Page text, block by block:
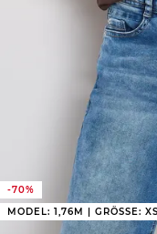
-70%
MODEL: 1,76M | GRÖSSE: XS